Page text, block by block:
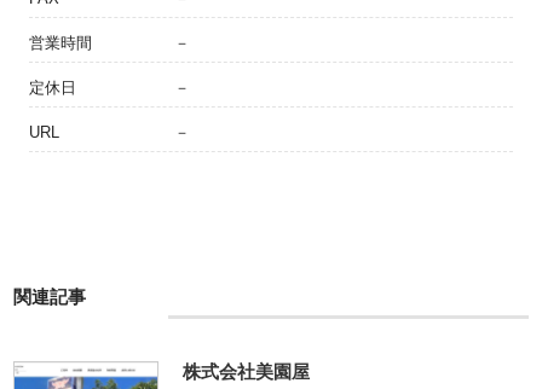
営業時間 －
定休日 －
URL －
関連記事
株式会社美園屋